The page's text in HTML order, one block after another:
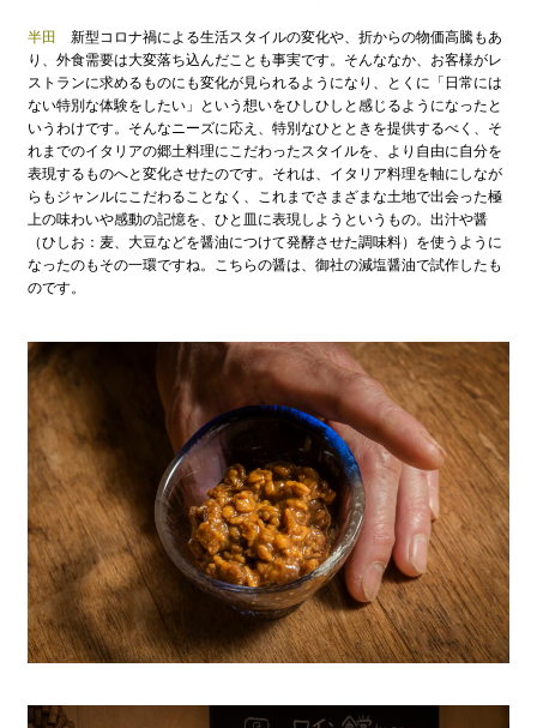
半田
新型コロナ禍による生活スタイルの変化や、折からの物価高騰もあ
り、外食需要は大変落ち込んだことも事実です。そんななか、お客様がレ
ストランに求めるものにも変化が見られるようになり、とくに「日常には
ない特別な体験をしたい」という想いをひしひしと感じるようになったと
いうわけです。そんなニーズに応え、特別なひとときを提供するべく、そ
れまでのイタリアの郷土料理にこだわったスタイルを、より自由に自分を
表現するものへと変化させたのです。それは、イタリア料理を軸にしなが
らもジャンルにこだわることなく、これまでさまざまな土地で出会った極
上の味わいや感動の記憶を、ひと皿に表現しようというもの。出汁や醤
（ひしお：麦、大豆などを醤油につけて発酵させた調味料）を使うように
なったのもその一環ですね。こちらの醤は、御社の減塩醤油で試作したも
のです。